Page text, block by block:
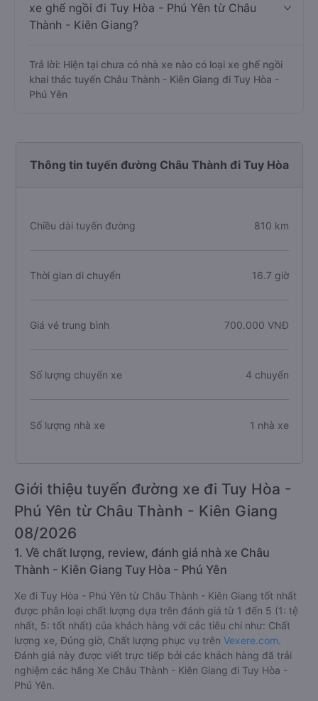
xe ghế ngồi đi Tuy Hòa - Phú Yên từ Châu
Thành - Kiên Giang?
Trả lời: Hiện tại chưa có nhà xe nào có loại xe ghế ngồi
khai thác tuyến Châu Thành - Kiên Giang đi Tuy Hòa -
Phú Yên
Thông tin tuyến đường Châu Thành đi Tuy Hòa
Chiều dài tuyến đường 810 km
Thời gian di chuyển 16.7 giờ
Giá vé trung bình 700.000 VNĐ
Số lượng chuyến xe 4 chuyến
Số lượng nhà xe 1 nhà xe
Giới thiệu tuyến đường xe đi Tuy Hòa -
Phú Yên từ Châu Thành - Kiên Giang
08/2026
1. Về chất lượng, review, đánh giá nhà xe Châu
Thành - Kiên Giang Tuy Hòa - Phú Yên
Xe đi Tuy Hòa - Phú Yên từ Châu Thành - Kiên Giang tốt nhất
được phân loại chất lượng dựa trên đánh giá từ 1 đến 5 (1: tệ
nhất, 5: tốt nhất) của khách hàng với các tiêu chí như: Chất
lượng xe, Đúng giờ, Chất lượng phục vụ trên Vexere.com.
Đánh giá này được viết trực tiếp bởi các khách hàng đã trải
nghiệm các hãng Xe Châu Thành - Kiên Giang đi Tuy Hòa -
Phú Yên.